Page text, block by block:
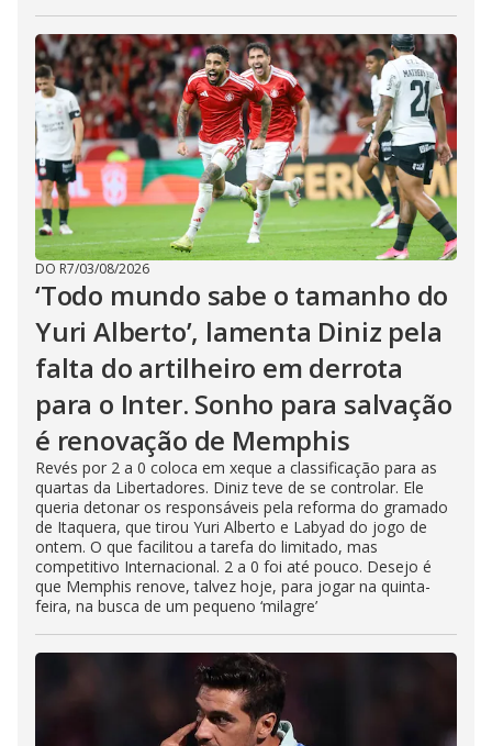
DO R7/03/08/2026
‘Todo mundo sabe o tamanho do
Yuri Alberto’, lamenta Diniz pela
falta do artilheiro em derrota
para o Inter. Sonho para salvação
é renovação de Memphis
Revés por 2 a 0 coloca em xeque a classificação para as
quartas da Libertadores. Diniz teve de se controlar. Ele
queria detonar os responsáveis pela reforma do gramado
de Itaquera, que tirou Yuri Alberto e Labyad do jogo de
ontem. O que facilitou a tarefa do limitado, mas
competitivo Internacional. 2 a 0 foi até pouco. Desejo é
que Memphis renove, talvez hoje, para jogar na quinta-
feira, na busca de um pequeno ‘milagre’